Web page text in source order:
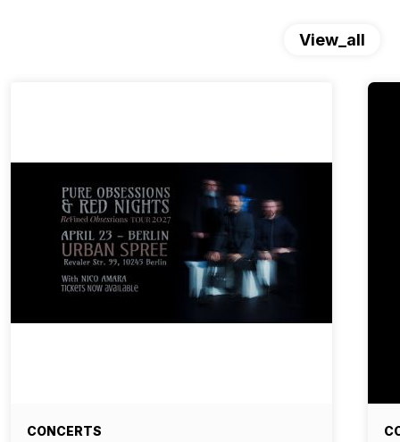
View_all
CONCERTS